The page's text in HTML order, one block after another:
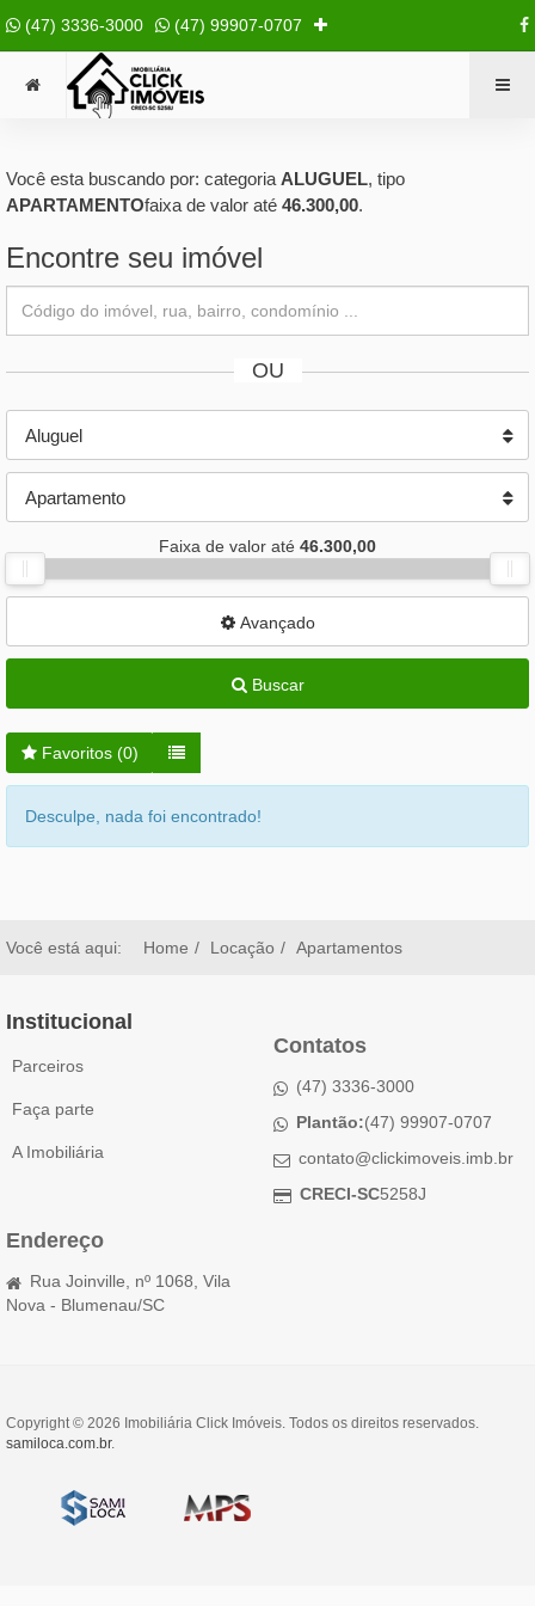
(47) 3336-3000 (47) 99907-0707
Você esta buscando por: categoria ALUGUEL, tipo
APARTAMENTOfaixa de valor até 46.300,00.
Encontre seu imóvel
OU
Aluguel
Apartamento
Faixa de valor até 46.300,00
Avançado
Buscar
Favoritos (0)
Desculpe, nada foi encontrado!
Você está aqui: Home Locação Apartamentos
Institucional
Parceiros
Faça parte
A Imobiliária
Contatos
(47) 3336-3000
Plantão:(47) 99907-0707
contato@clickimoveis.imb.br
CRECI-SC5258J
Endereço
Rua Joinville, nº 1068, Vila
Nova - Blumenau/SC
Copyright © 2026 Imobiliária Click Imóveis. Todos os direitos reservados.
samiloca.com.br.